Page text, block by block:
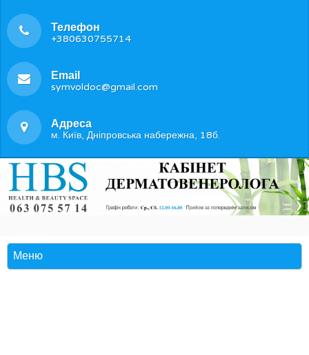
Телефон
+380630755714
Email
symvoldoc@gmail.com
Адреса
м. Київ, Дніпровська набережна, 18б.